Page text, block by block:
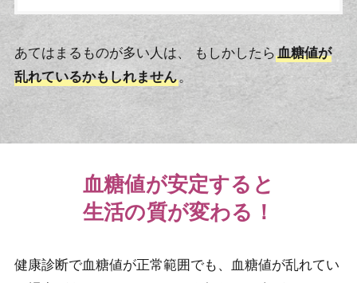
あてはまるものが多い人は、 もしかしたら 血糖値が
乱れているかもしれません。
血糖値が安定すると
生活の質が変わる！
健康診断で血糖値が正常範囲でも、血糖値が乱れてい